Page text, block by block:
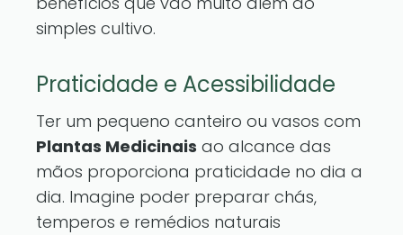
simples cultivo.
Praticidade e Acessibilidade
Ter um pequeno canteiro ou vasos com
Plantas Medicinais ao alcance das
mãos proporciona praticidade no dia a
dia. Imagine poder preparar chás,
temperos e remédios naturais